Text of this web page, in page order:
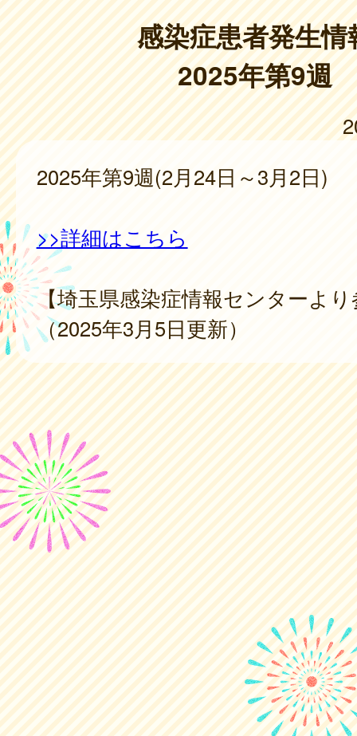
感染症患者発生情
2025年第9週
2025年第9週(2月24日～3月2日)
>>詳細はこちら
【埼玉県感染症情報センターより
（2025年3月5日更新）